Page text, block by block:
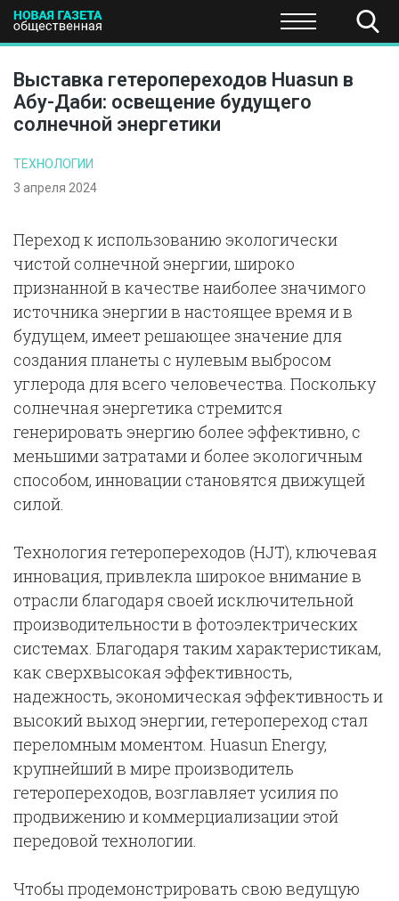
ПОЛИТИКА ЭКОНОМИКА НАУКА И
Выставка гетеропереходов Huasun в
Абу-Даби: освещение будущего
солнечной энергетики
ТЕХНОЛОГИИ
3 апреля 2024
Переход к использованию экологически
чистой солнечной энергии, широко
признанной в качестве наиболее значимого
источника энергии в настоящее время и в
будущем, имеет решающее значение для
создания планеты с нулевым выбросом
углерода для всего человечества. Поскольку
солнечная энергетика стремится
генерировать энергию более эффективно, с
меньшими затратами и более экологичным
способом, инновации становятся движущей
силой.
Технология гетеропереходов (HJT), ключевая
инновация, привлекла широкое внимание в
отрасли благодаря своей исключительной
производительности в фотоэлектрических
системах. Благодаря таким характеристикам,
как сверхвысокая эффективность,
надежность, экономическая эффективность и
высокий выход энергии, гетеропереход стал
переломным моментом. Huasun Energy,
крупнейший в мире производитель
гетеропереходов, возглавляет усилия по
продвижению и коммерциализации этой
передовой технологии.
Чтобы продемонстрировать свою ведущую